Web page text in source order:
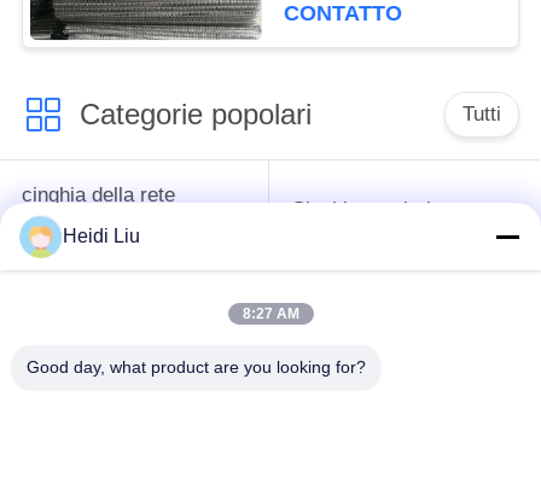
CONTATTO
Categorie popolari Tutti
cinghia della rete
metallica del
trasportatore
Cinghia a spirale
nastro trasportatore a
Heidi Liu
8:27 AM
Good day, what product are you looking for?